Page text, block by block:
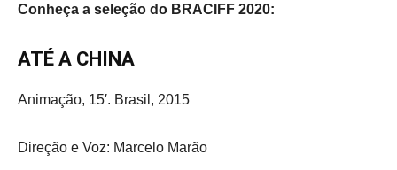
Conheça a seleção do BRACIFF 2020:
ATÉ A CHINA
Animação, 15′. Brasil, 2015
Direção e Voz: Marcelo Marão